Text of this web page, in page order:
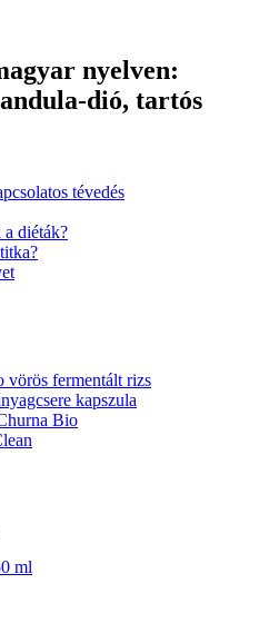
nyelven:
dió, tartós
tévedés
diéták?
fermentált rizs
kapszula
Bio
ml